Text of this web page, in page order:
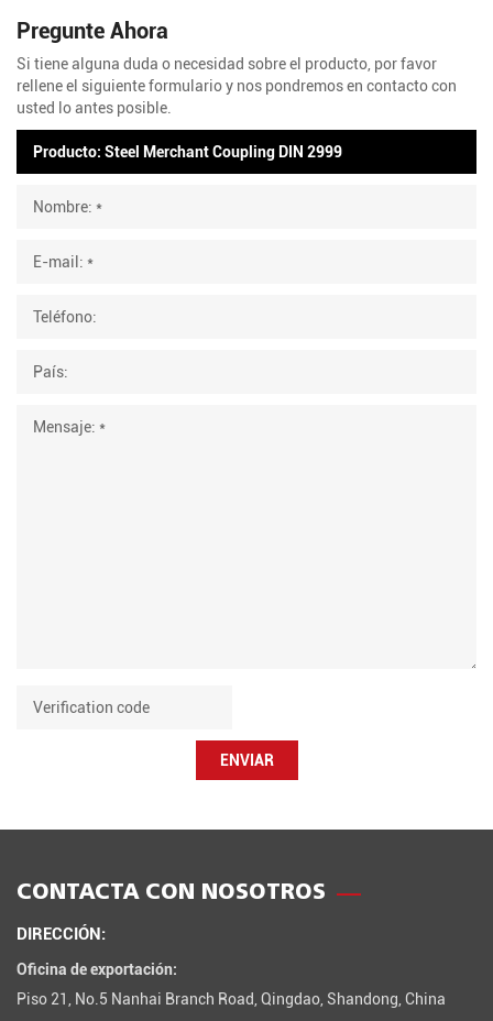
Pregunte Ahora
Si tiene alguna duda o necesidad sobre el producto, por favor
rellene el siguiente formulario y nos pondremos en contacto con
usted lo antes posible.
ENVIAR
CONTACTA CON NOSOTROS
DIRECCIÓN:
Oficina de exportación:
Piso 21, No.5 Nanhai Branch Road, Qingdao, Shandong, China